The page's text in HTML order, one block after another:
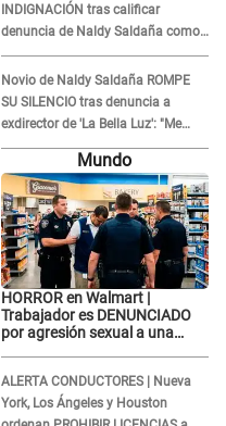
INDIGNACIÓN tras calificar
denuncia de Naldy Saldaña como
'acto bochornoso': "No es justo
atacar a otra mujer"
Novio de Naldy Saldaña ROMPE
SU SILENCIO tras denuncia a
exdirector de 'La Bella Luz': "Me
basta con que ella esté bien"
Mundo
HORROR en Walmart |
Trabajador es DENUNCIADO
por agresión sexual a una
ALERTA CONDUCTORES | Nueva
York, Los Ángeles y Houston